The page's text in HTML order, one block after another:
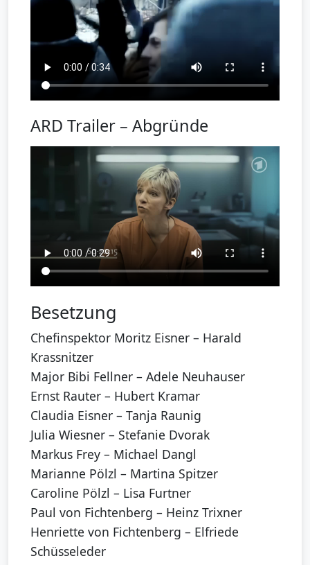
ARD Trailer – Abgründe
Besetzung
Chefinspektor Moritz Eisner – Harald
Krassnitzer
Major Bibi Fellner – Adele Neuhauser
Ernst Rauter – Hubert Kramar
Claudia Eisner – Tanja Raunig
Julia Wiesner – Stefanie Dvorak
Markus Frey – Michael Dangl
Marianne Pölzl – Martina Spitzer
Caroline Pölzl – Lisa Furtner
Paul von Fichtenberg – Heinz Trixner
Henriette von Fichtenberg – Elfriede
Schüsseleder